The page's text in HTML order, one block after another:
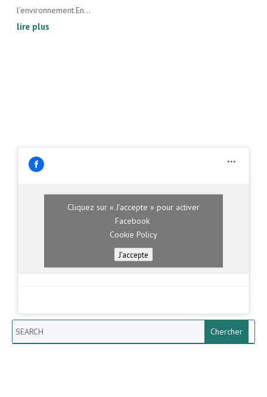
l’environnement.En...
lire plus
Cliquez sur « J’accepte » pour activer
Facebook
Cookie Policy
J’accepte
Search